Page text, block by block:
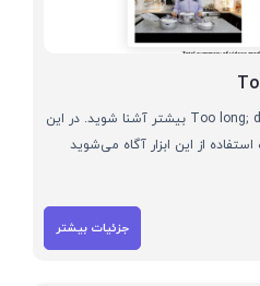
با هوش مصنوعی Too long; didn`t watch AI بیشتر آشنا شوید. در این
از این ابزار آگاه می‌شوید
جزئیات بیشتر